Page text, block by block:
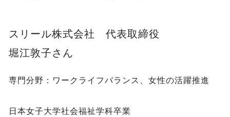
スリール株式会社 代表取締役
堀江敦子さん
専門分野：ワークライフバランス、女性の活躍推進
日本女子大学社会福祉学科卒業